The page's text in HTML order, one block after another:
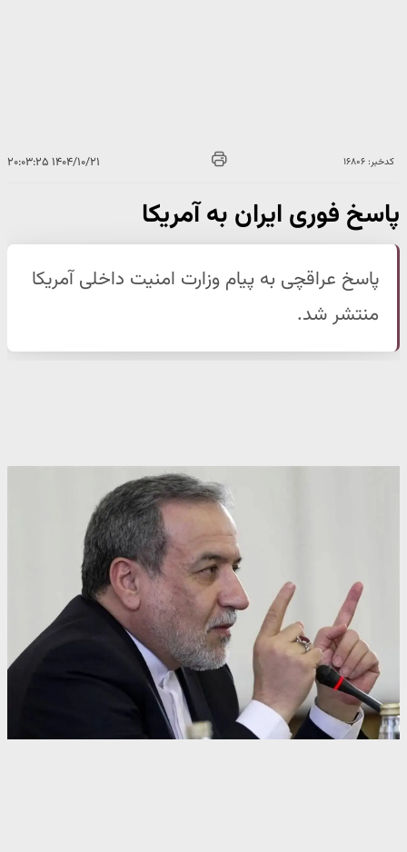
کدخبر: ۱۶۸۰۶ ۱۴۰۴/۱۰/۲۱ ۲۰:۰۳:۲۵
پاسخ فوری ایران به آمریکا
پاسخ عراقچی به پیام وزارت امنیت داخلی آمریکا
منتشر شد.